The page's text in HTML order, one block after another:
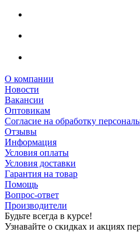
О компании
Новости
Вакансии
Оптовикам
Cогласие на обработку
Отзывы
Информация
Условия оплаты
Условия доставки
Гарантия на товар
Помощь
Вопрос-ответ
Производители
Будьте всегда в курсе!
Узнавайте о скидках и акциях